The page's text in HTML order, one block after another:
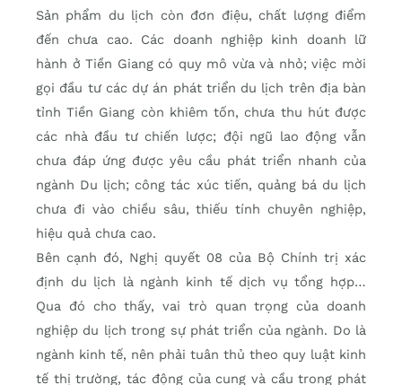
Sản phẩm du lịch còn đơn điệu, chất lượng điểm
đến chưa cao. Các doanh nghiệp kinh doanh lữ
hành ở Tiền Giang có quy mô vừa và nhỏ; việc mời
gọi đầu tư các dự án phát triển du lịch trên địa bàn
tỉnh Tiền Giang còn khiêm tốn, chưa thu hút được
các nhà đầu tư chiến lược; đội ngũ lao động vẫn
chưa đáp ứng được yêu cầu phát triển nhanh của
ngành Du lịch; công tác xúc tiến, quảng bá du lịch
chưa đi vào chiều sâu, thiếu tính chuyên nghiệp,
hiệu quả chưa cao.
Bên cạnh đó, Nghị quyết 08 của Bộ Chính trị xác
định du lịch là ngành kinh tế dịch vụ tổng hợp…
Qua đó cho thấy, vai trò quan trọng của doanh
nghiệp du lịch trong sự phát triển của ngành. Do là
ngành kinh tế, nên phải tuân thủ theo quy luật kinh
tế thị trường, tác động của cung và cầu trong phát